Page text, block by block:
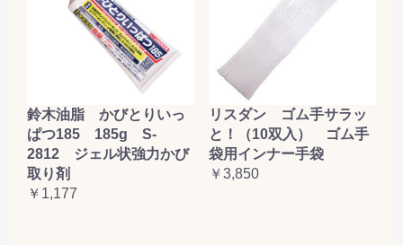
鈴木油脂 かびとりいっ
ぱつ185 185g S-
2812 ジェル状強力かび
取り剤
￥1,177
リスダン ゴム手サラッ
と！（10双入） ゴム手
袋用インナー手袋
￥3,850